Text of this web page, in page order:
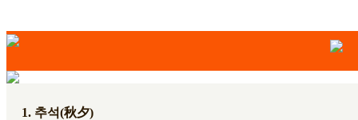
1. 추석(秋夕)